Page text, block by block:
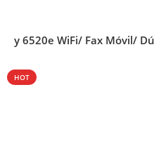
6520e WiFi/ Fax Móvil/
HOT